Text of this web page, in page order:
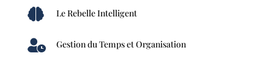
 Le Rebelle Intelligent
 Gestion du Temps et Organisation